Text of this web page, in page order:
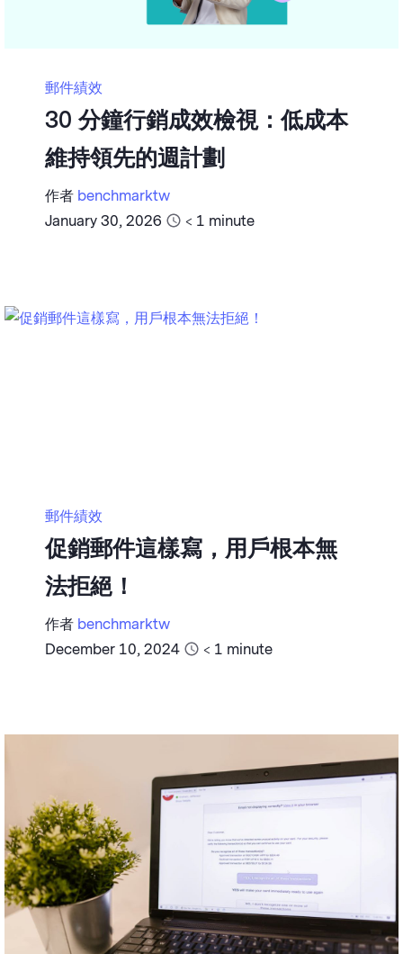
郵件績效
30 分鐘行銷成效檢視：低成本
維持領先的週計劃
作者 benchmarktw
January 30, 2026
< 1 minute
郵件績效
促銷郵件這樣寫，用戶根本無
法拒絕！
作者 benchmarktw
December 10, 2024
< 1 minute